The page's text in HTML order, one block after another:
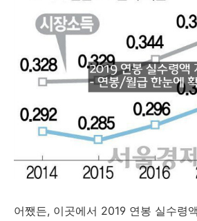
어쨌든, 이곳에서 2019 연봉 실수령